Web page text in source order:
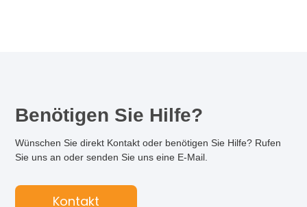
Benötigen Sie Hilfe?
Wünschen Sie direkt Kontakt oder benötigen Sie Hilfe? Rufen
Sie uns an oder senden Sie uns eine E-Mail.
Kontakt